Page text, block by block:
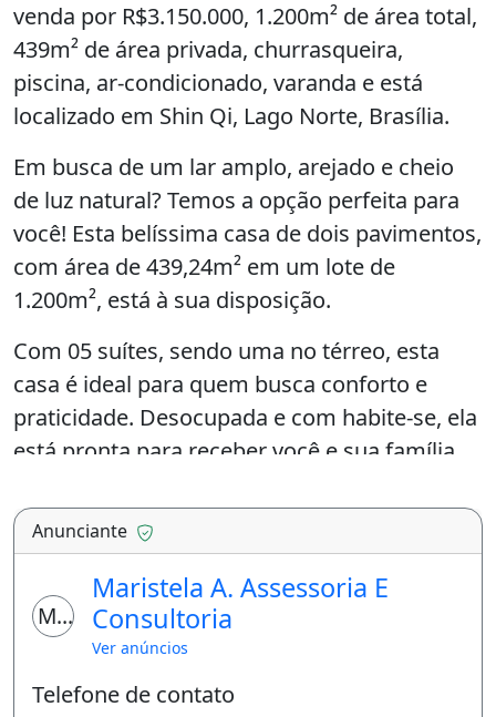
venda por R$3.150.000, 1.200m² de área total,
439m² de área privada, churrasqueira,
piscina, ar-condicionado, varanda e está
localizado em Shin Qi, Lago Norte, Brasília.
Em busca de um lar amplo, arejado e cheio
de luz natural? Temos a opção perfeita para
você! Esta belíssima casa de dois pavimentos,
com área de 439,24m² em um lote de
1.200m², está à sua disposição.
Com 05 suítes, sendo uma no térreo, esta
casa é ideal para quem busca conforto e
praticidade. Desocupada e com habite-se, ela
está pronta para receber você e sua família.
No piso térreo, você encontrará 03 salas
amplas e integradas, um home theater com
além de uma suíte. A varanda gourmet com
cooktop, a piscina com casa de máquinas, a
copa cozinha com coifa e lava louças para 12
Anunciante
MC
Maristela A. Assessoria E
Consultoria
Ver anúncios
Telefone de contato